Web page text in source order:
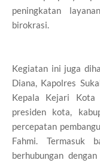
peningkatan
birokrasi.
Kegiatan ini juga
Diana, Kapolres
Kepala Kejari Kota
presiden kota,
percepatan
Fahmi. Termasuk
berhubungan